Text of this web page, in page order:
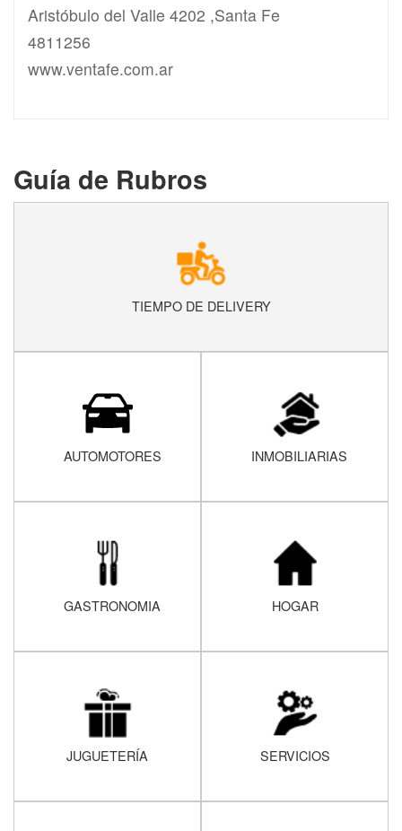
Aristóbulo del Valle 4202 ,Santa Fe
4811256
www.ventafe.com.ar
Guía de Rubros
TIEMPO DE DELIVERY
AUTOMOTORES INMOBILIARIAS
GASTRONOMIA HOGAR
JUGUETERÍA SERVICIOS